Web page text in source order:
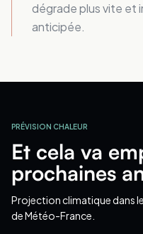
dégrade plus vite et
anticipée.
PRÉVISION CHALEUR
Et cela va
prochaines
Projection climatiquedans
de Météo-France.